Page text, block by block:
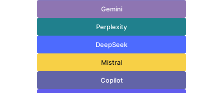
Gemini
Perplexity
DeepSeek
Mistral
Copilot